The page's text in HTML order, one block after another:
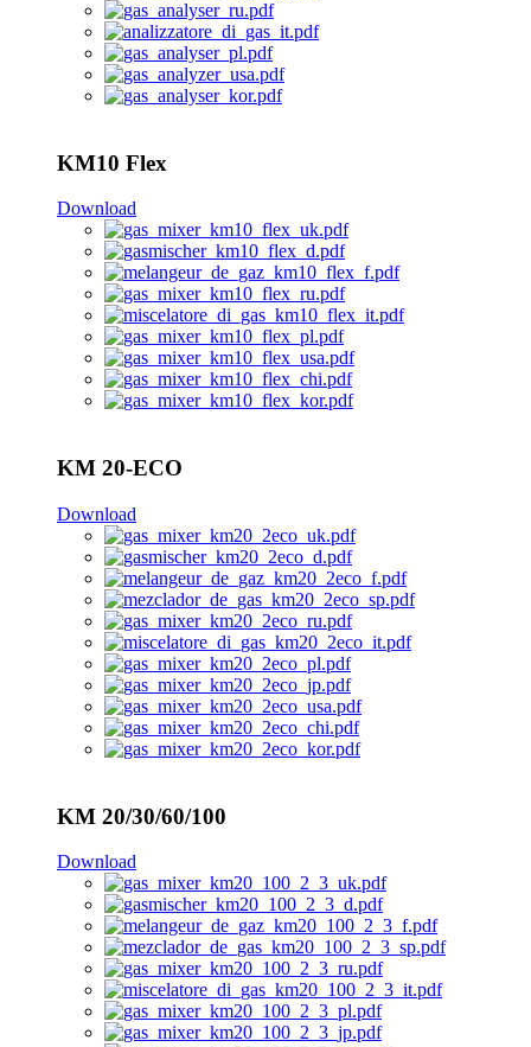
KM10 Flex
Download
KM 20-ECO
Download
KM 20/30/60/100
Download